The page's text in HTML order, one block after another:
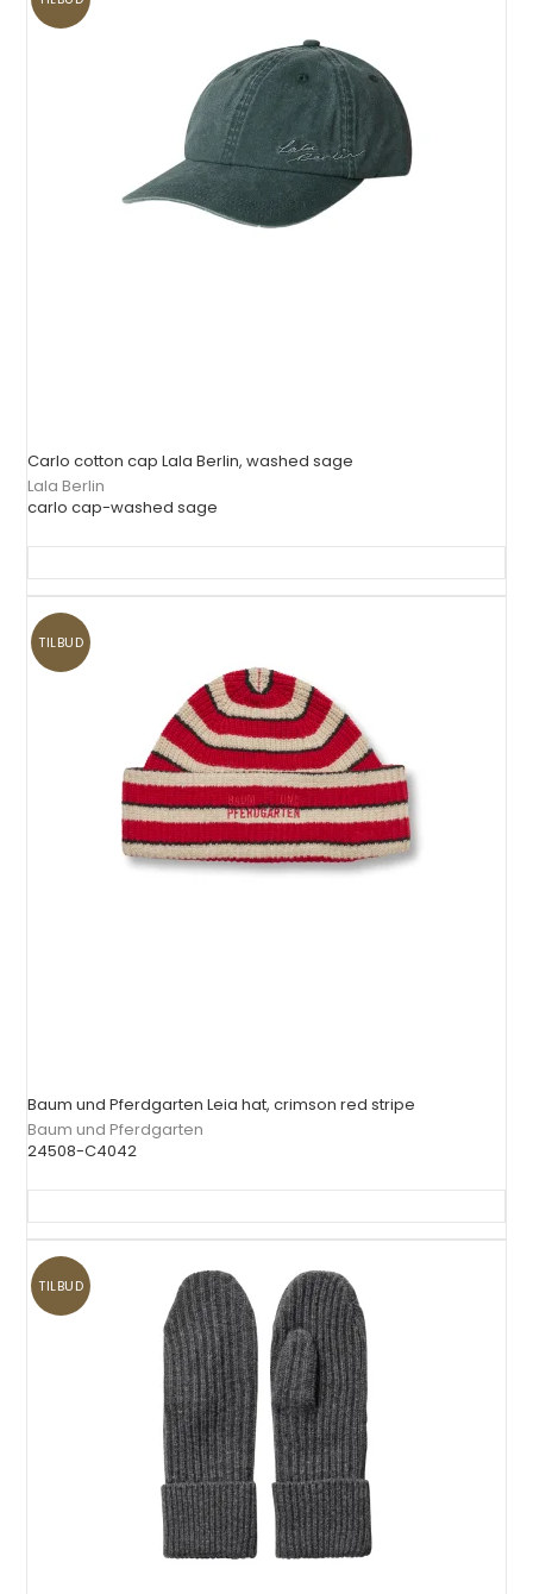
Carlo cotton cap Lala Berlin, washed sage
Lala Berlin
carlo cap-washed sage
TILBUD
Baum und Pferdgarten Leia hat, crimson red stripe
Baum und Pferdgarten
24508-C4042
TILBUD